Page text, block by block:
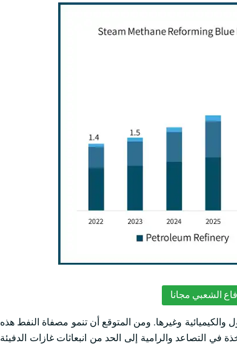
الشعبي مجانا
والكيميائية وغيرها. ومن المتوقع أن تنمو مصفاة النفط هذه
الصارمة الآخذة في التصاعد والرامية إلى الحد من انبعاثات غازات الدفيئة